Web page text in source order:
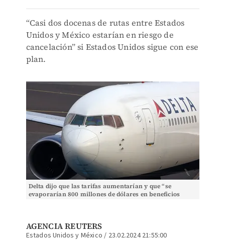
“Casi dos docenas de rutas entre Estados
Unidos y México estarían en riesgo de
cancelación” si Estados Unidos sigue con ese
plan.
Delta dijo que las tarifas aumentarían y que “se
evaporarían 800 millones de dólares en beneficios
AGENCIA REUTERS
Estados Unidos y México / 23.02.2024 21:55:00